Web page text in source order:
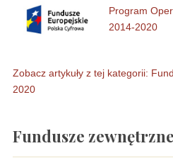
Program
2014-2020
Zobacz artykuły z tej kategorii:
2020
Fundusze